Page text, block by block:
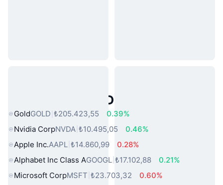
Popüler Gerçek Dünya Varlıkları
GoldGOLD ₺205.423,55
0.39%
Nvidia CorpNVDA ₺10.495,05
0.46%
Apple Inc.AAPL ₺14.860,99
0.28%
Alphabet Inc Class AGOOGL ₺17.102,88
0.21%
Microsoft CorpMSFT ₺23.703,32
0.60%